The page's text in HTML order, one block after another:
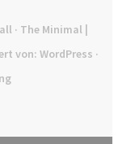
· The Minimal |
von: WordPress ·